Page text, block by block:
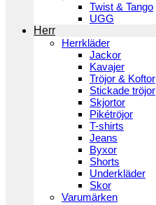
Twist & Tango
UGG
Herr
Herrkläder
Jackor
Kavajer
Tröjor & Koftor
Stickade tröjor
Skjortor
Pikétröjor
T-shirts
Jeans
Byxor
Shorts
Underkläder
Skor
Varumärken